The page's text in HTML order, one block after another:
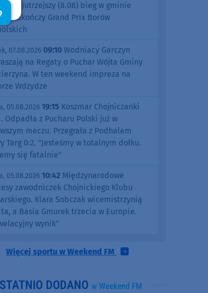
Jutrzejszy (8.08) bieg w gminie
zakończy Grand Prix Borów
07.08.2026 09:10 Wodniacy Garczyn
na Regaty o Puchar Wójta Gminy
W ten weekend impreza na
Wdzydze
05.08.2026 19:15 Koszmar Chojniczanki
Odpadła z Pucharu Polski już w
meczu. Przegrała z Podhalem
Targ 0:2. "Jesteśmy w totalnym dołku.
się fatalnie"
05.08.2026 10:42 Międzynarodowe
zawodniczek Chojnickiego Klubu
Klara Sobczak wicemistrzynią
a Basia Gmurek trzecia w Europie.
wynik"
Więcej sportu w Weekend FM
DODANO w Weekend FM